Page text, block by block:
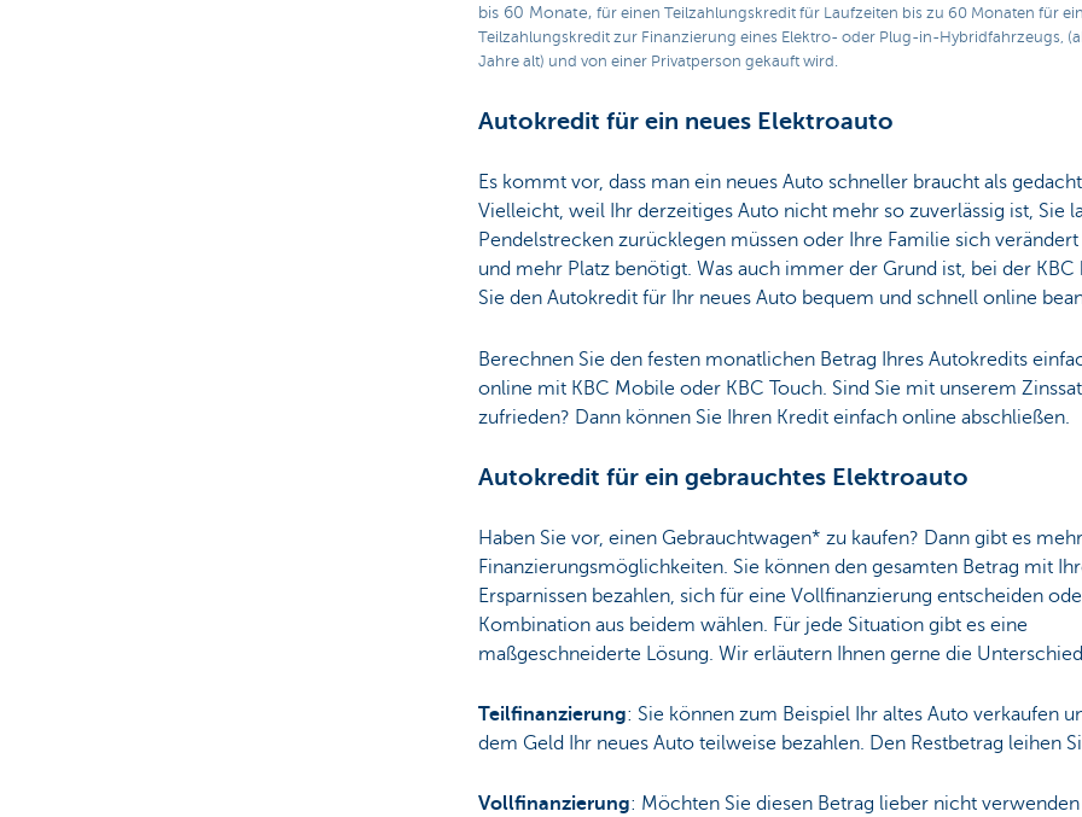
bis 60 Monate, für einen Teilzahlungskredit für Laufzeiten bis zu 60 Monaten für
Teilzahlungskredit zur Finanzierung eines Elektro- oder Plug-in-Hybridfahrzeugs,
Jahre alt) und von einer Privatperson gekauft wird.
Autokredit für ein neues Elektroauto
Es kommt vor, dass man ein neues Auto schneller braucht als
Vielleicht, weil Ihr derzeitiges Auto nicht mehr so zuverlässig ist, Sie
Pendelstrecken zurücklegen müssen oder Ihre Familie sich verändert
und mehr Platz benötigt. Was auch immer der Grund ist, bei der KBC
Sie den Autokredit für Ihr neues Auto bequem und schnell online
Berechnen Sie den festen monatlichen Betrag Ihres Autokredits
online mit KBC Mobile oder KBC Touch. Sind Sie mit unserem
zufrieden? Dann können Sie Ihren Kredit einfach online abschließen.
Autokredit für ein gebrauchtes Elektroauto
Haben Sie vor, einen Gebrauchtwagen* zu kaufen? Dann gibt es
Finanzierungsmöglichkeiten. Sie können den gesamten Betrag mit
Ersparnissen bezahlen, sich für eine Vollfinanzierung entscheiden
Kombination aus beidem wählen. Für jede Situation gibt es eine
maßgeschneiderte Lösung. Wir erläutern Ihnen gerne die
Teilfinanzierung: Sie können zum Beispiel Ihr altes Auto verkaufen
dem Geld Ihr neues Auto teilweise bezahlen. Den Restbetrag leihen
Vollfinanzierung: Möchten Sie diesen Betrag lieber nicht